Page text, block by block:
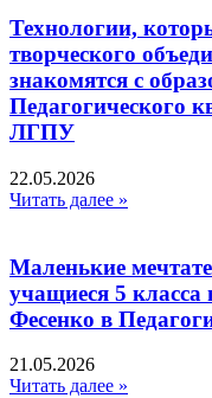
Технологии,
творческого
знакомятся с
Педагогического
ЛГПУ
22.05.2026
Читать далее »
Маленькие
учащиеся 5
Фесенко в
21.05.2026
Читать далее »